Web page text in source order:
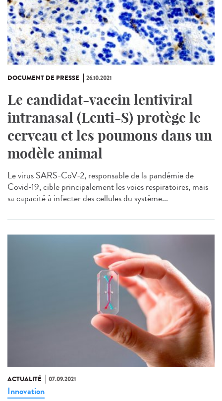
DOCUMENT DE PRESSE 26.10.2021
Le candidat-vaccin lentiviral
intranasal (Lenti-S) protège le
cerveau et les poumons dans un
modèle animal
Le virus SARS-CoV-2, responsable de la pandémie de
Covid-19, cible principalement les voies respiratoires, mais
sa capacité à infecter des cellules du système...
ACTUALITÉ 07.09.2021
Innovation